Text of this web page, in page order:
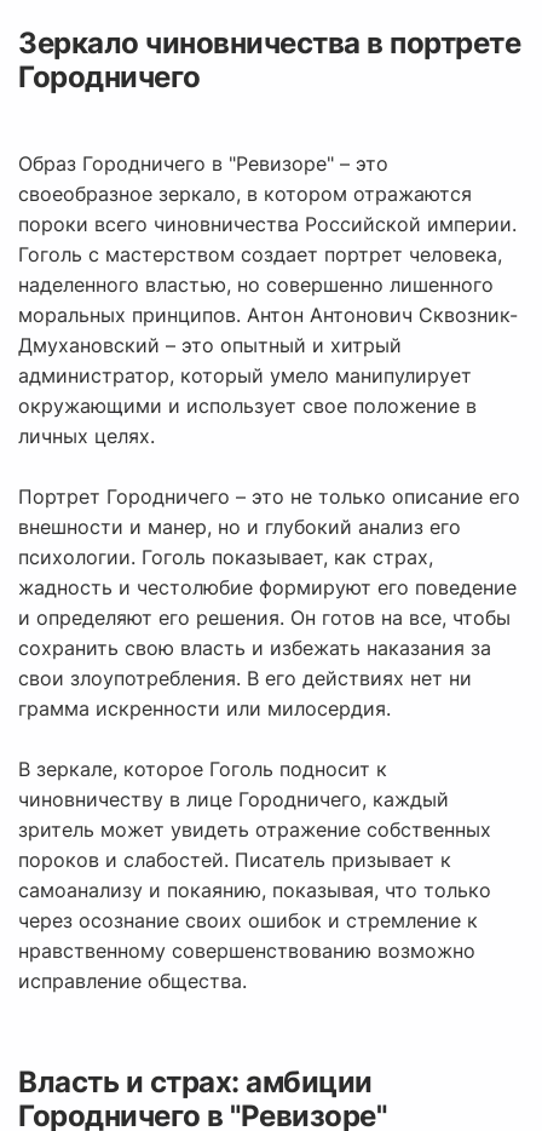
Зеркало чиновничества в портрете
Городничего
Образ Городничего в "Ревизоре" – это
своеобразное зеркало, в котором отражаются
пороки всего чиновничества Российской империи.
Гоголь с мастерством создает портрет человека,
наделенного властью, но совершенно лишенного
моральных принципов. Антон Антонович Сквозник-
Дмухановский – это опытный и хитрый
администратор, который умело манипулирует
окружающими и использует свое положение в
личных целях.
Портрет Городничего – это не только описание его
внешности и манер, но и глубокий анализ его
психологии. Гоголь показывает, как страх,
жадность и честолюбие формируют его поведение
и определяют его решения. Он готов на все, чтобы
сохранить свою власть и избежать наказания за
свои злоупотребления. В его действиях нет ни
грамма искренности или милосердия.
В зеркале, которое Гоголь подносит к
чиновничеству в лице Городничего, каждый
зритель может увидеть отражение собственных
пороков и слабостей. Писатель призывает к
самоанализу и покаянию, показывая, что только
через осознание своих ошибок и стремление к
нравственному совершенствованию возможно
исправление общества.
Власть и страх: амбиции
Городничего в "Ревизоре"